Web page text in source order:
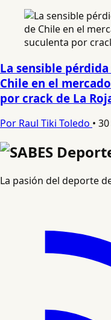
La sensible
Chile en el
por crack de La
Por Raul Tiki Toledo •
La pasión del deporte